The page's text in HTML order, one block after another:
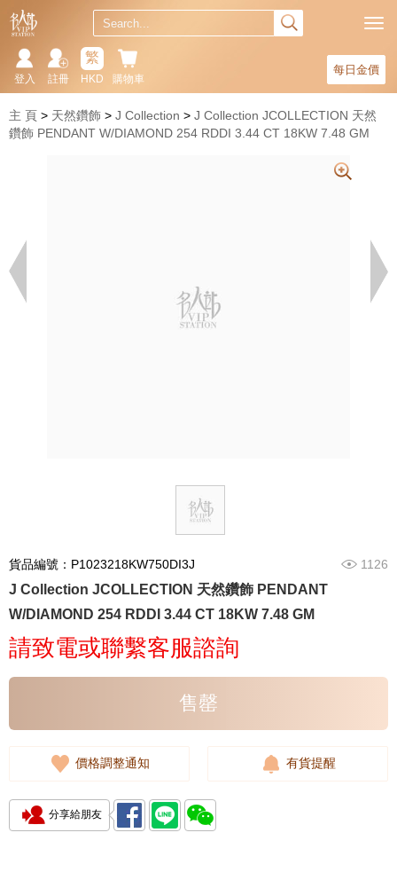
每日金價
購物車
繁
HKD
註冊
登入
主 頁 天然鑽飾 J Collection
J Collection JCOLLECTION 天然
鑽飾 PENDANT W/DIAMOND 254 RDDI 3.44 CT 18KW 7.48 GM
貨品編號：P1023218KW750DI3J 1126
J Collection JCOLLECTION 天然鑽飾 PENDANT
W/DIAMOND 254 RDDI 3.44 CT 18KW 7.48 GM
請致電或聯繫客服諮詢
售罄
價格調整通知 有貨提醒
分享給朋友